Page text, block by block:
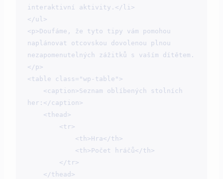
interaktivní aktivity.</li>
</ul>
<p>Doufáme, že tyto tipy vám pomohou
naplánovat otcovskou dovolenou plnou
nezapomenutelných zážitků s vaším dítětem.
</p>
<table class="wp-table">
her:</caption>